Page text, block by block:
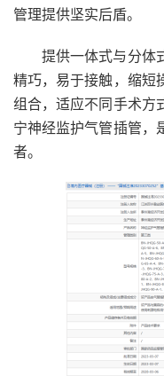
管理提供坚实后盾。
提供一体式与分体
精巧，易于接触，缩短
组合，适应不同手术方
宁神经监护气管插管，
者。